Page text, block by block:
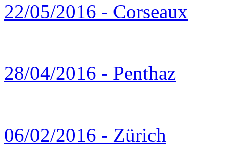
22/05/2016 - Corseaux
28/04/2016 - Penthaz
06/02/2016 - Zürich